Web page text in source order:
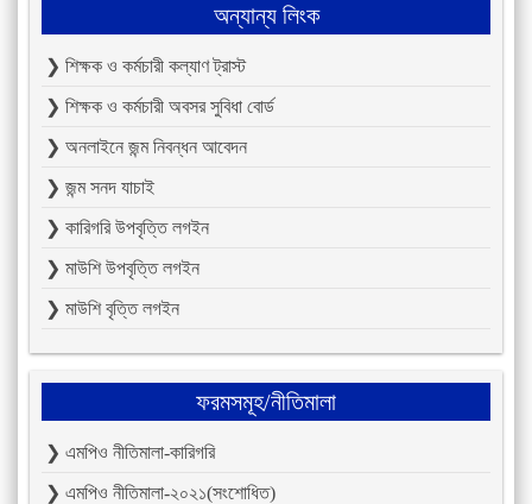
অন্যান্য লিংক
❯ শিক্ষক ও কর্মচারী কল্যাণ ট্রাস্ট
❯ শিক্ষক ও কর্মচারী অবসর সুবিধা বোর্ড
❯ অনলাইনে জন্ম নিবন্ধন আবেদন
❯ জন্ম সনদ যাচাই
❯ কারিগরি উপবৃত্তি লগইন
❯ মাউশি উপবৃত্তি লগইন
❯ মাউশি বৃত্তি লগইন
ফরমসমূহ/নীতিমালা
❯ এমপিও নীতিমালা-কারিগরি
❯ এমপিও নীতিমালা-২০২১(সংশোধিত)